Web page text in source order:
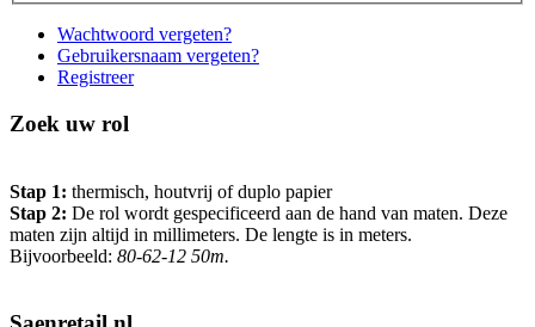
Wachtwoord vergeten?
Gebruikersnaam vergeten?
Registreer
Zoek uw rol
Stap 1: thermisch, houtvrij of duplo papier
Stap 2: De rol wordt gespecificeerd aan de hand van maten. Deze
maten zijn altijd in millimeters. De lengte is in meters.
Bijvoorbeeld: 80-62-12 50m.